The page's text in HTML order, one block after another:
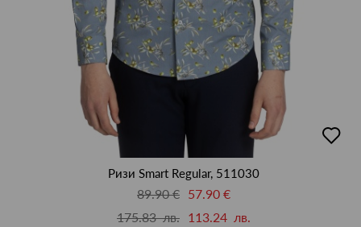
в
Ризи Smart Regular, 511030
89.90 € 57.90 €
175.83 лв. 113.24 лв.